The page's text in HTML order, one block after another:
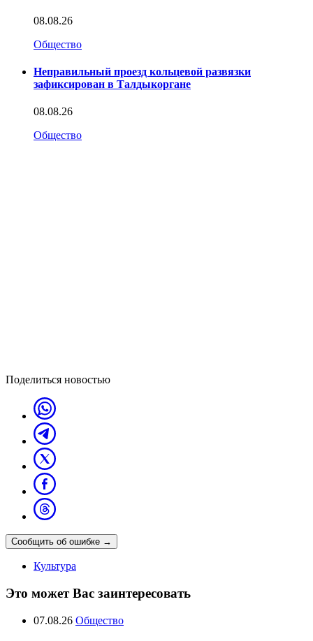
08.08.26
Общество
Неправильный проезд кольцевой развязки
зафиксирован в Талдыкоргане
08.08.26
Общество
Поделиться новостью
Сообщить об ошибке →
Культура
Это может Вас заинтересовать
07.08.26 Общество